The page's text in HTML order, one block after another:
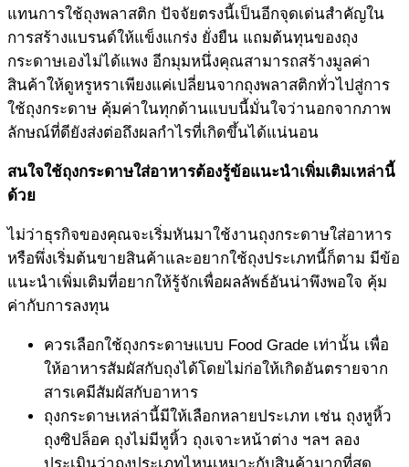
แทนการใช้ถุงพลาสติก ปัจจัยตรงนี้เป็นอีกจุดเด่นสำคัญใน
การสร้างแบรนด์ให้แข็งแกร่ง ยั่งยืน แถมต้นทุนของถุง
กระดาษเองไม่ได้แพง อีกมุมหนึ่งคุณสามารถสร้างมูลค่า
สินค้าให้ดูหรูหราเพียงแค่เปลี่ยนจากถุงพลาสติกทั่วไปสู่การ
ใช้ถุงกระดาษ คุ้มค่าในทุกด้านแบบนี้มั่นใจว่านอกจากภาพ
ลักษณ์ที่ดียังส่งต่อถึงผลกำไรที่เกิดขึ้นได้แน่นอน
สนใจใช้ถุงกระดาษใส่อาหารต้องรู้ข้อแนะนำเพิ่มเติมเหล่านี้
ด้วย
ไม่ว่าธุรกิจของคุณจะเริ่มหันมาใช้งานถุงกระดาษใส่อาหาร
หรือพึ่งเริ่มต้นขายสินค้าและอยากใช้ถุงประเภทนี้ก็ตาม มีข้อ
แนะนำเพิ่มเติมที่อยากให้รู้จักเพื่อผลลัพธ์อันน่าพึงพอใจ คุ้ม
ค่ากับการลงทุน
ควรเลือกใช้ถุงกระดาษแบบ Food Grade เท่านั้น เพื่อ
ให้อาหารสัมผัสกับถุงได้โดยไม่ก่อให้เกิดอันตรายจาก
สารเคมีสัมผัสกับอาหาร
ถุงกระดาษเหล่านี้มีให้เลือกหลายประเภท เช่น ถุงหูหิ้ว
ถุงซิปล็อค ถุงไม่มีหูหิ้ว ถุงเจาะหน้าต่าง ฯลฯ ลอง